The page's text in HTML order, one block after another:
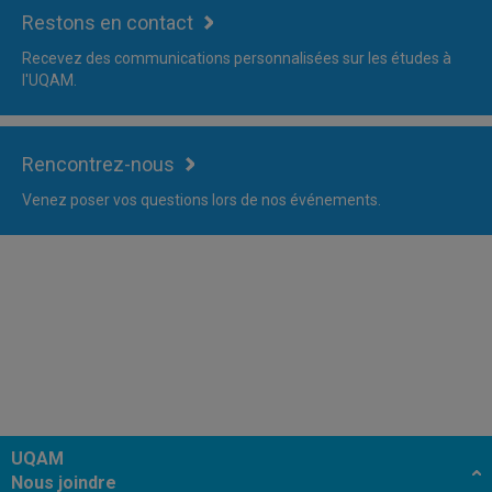
Restons en contact
Recevez des communications personnalisées sur les études à
l'UQAM.
Rencontrez-nous
Venez poser vos questions lors de nos événements.
UQAM
Nous joindre